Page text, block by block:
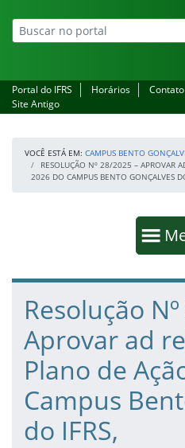
Portal do IFRS Horários Contato
Site Antigo
VOCÊ ESTÁ EM: CAMPUS BENTO
RESOLUÇÃO Nº 28/2025 – APROVAR
2026 DO CAMPUS BENTO GONÇALVES
Fim da navegação
Início do conteúdo
Resolução
Aprovar ad
Plano de
Campus
do IFRS,